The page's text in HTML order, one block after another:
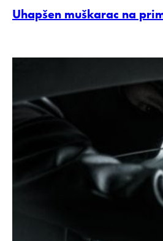
Uhapšen muškarac na